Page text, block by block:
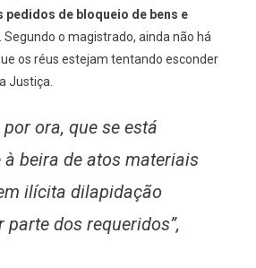
pedidos de bloqueio de bens e
. Segundo o magistrado, ainda não há
os réus estejam tentando esconder
Justiça.
ora, que se está
beira de atos materiais
ilícita dilapidação
dos requeridos”,